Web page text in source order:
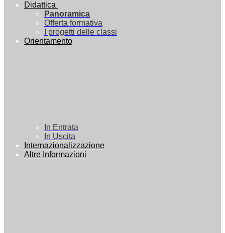
Didattica
Panoramica
Offerta formativa
I progetti delle classi
Orientamento
In Entrata
In Uscita
Internazionalizzazione
Altre Informazioni